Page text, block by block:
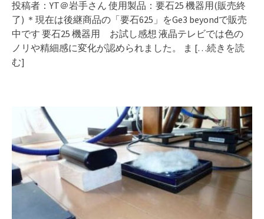
投稿者：YT＠岩手さん 使用製品：要石25 機器用(販売終
了) ＊現在は後継商品の「要石625」をGe3 beyondで販売
中です 要石25 機器用 お試し感想 液晶テレビでは色の
ノリや精細感に変化が認められました。 ま […続きを読
む]